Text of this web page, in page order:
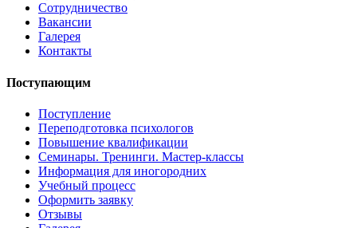
Сотрудничество
Вакансии
Галерея
Контакты
Поступающим
Поступление
Переподготовка психологов
Повышение квалификации
Семинары. Тренинги. Мастер-классы
Информация для иногородних
Учебный процесс
Оформить заявку
Отзывы